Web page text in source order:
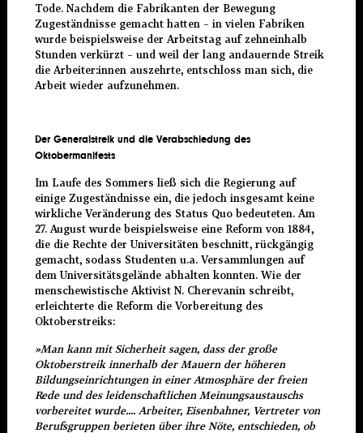
Tode. Nachdem die Fabrikanten der Bewegung
Zugeständnisse gemacht hatten – in vielen Fabriken
wurde beispielsweise der Arbeitstag auf zehneinhalb
Stunden verkürzt – und weil der lang andauernde Streik
die Arbeiter:innen auszehrte, entschloss man sich, die
Arbeit wieder aufzunehmen.
Der Generalstreik und die Verabschiedung des
Oktobermanifests
Im Laufe des Sommers ließ sich die Regierung auf
einige Zugeständnisse ein, die jedoch insgesamt keine
wirkliche Veränderung des Status Quo bedeuteten. Am
27. August wurde beispielsweise eine Reform von 1884,
die die Rechte der Universitäten beschnitt, rückgängig
gemacht, sodass Studenten u.a. Versammlungen auf
dem Universitätsgelände abhalten konnten. Wie der
menschewistische Aktivist N. Cherevanin schreibt,
erleichterte die Reform die Vorbereitung des
Oktoberstreiks:
»Man kann mit Sicherheit sagen, dass der große
Oktoberstreik innerhalb der Mauern der höheren
Bildungseinrichtungen in einer Atmosphäre der freien
Rede und des leidenschaftlichen Meinungsaustauschs
vorbereitet wurde.... Arbeiter, Eisenbahner, Vertreter von
Berufsgruppen berieten über ihre Nöte, entschieden, ob